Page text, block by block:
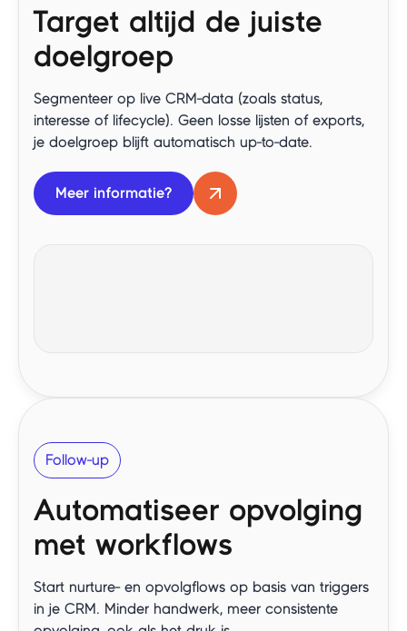
Target altijd de juiste
doelgroep
Segmenteer op live CRM-data (zoals status,
interesse of lifecycle). Geen losse lijsten of exports,
je doelgroep blijft automatisch up-to-date.
Meer informatie?
Follow-up
Automatiseer opvolging
met workflows
Start nurture- en opvolgflows op basis van triggers
in je CRM. Minder handwerk, meer consistente